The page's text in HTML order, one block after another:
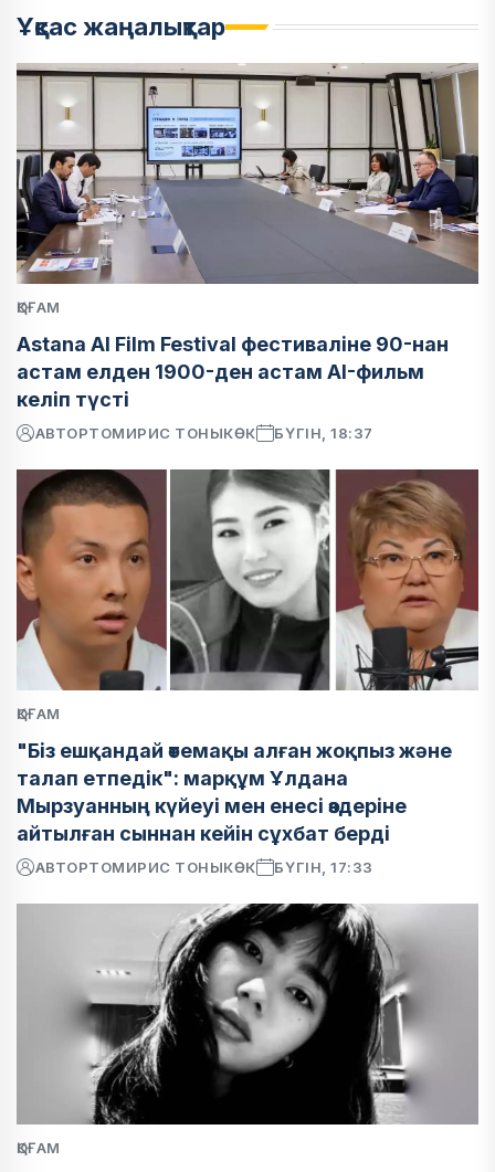
Ұқсас жаңалықтар
ҚОҒАМ
Astana AI Film Festival фестиваліне 90-нан
астам елден 1900-ден астам AI-фильм
келіп түсті
АВТОРТОМИРИС ТОНЫКӨК БҮГІН, 18:37
ҚОҒАМ
"Біз ешқандай өтемақы алған жоқпыз және
талап етпедік": марқұм Ұлдана
Мырзуанның күйеуі мен енесі өздеріне
айтылған сыннан кейін сұхбат берді
АВТОРТОМИРИС ТОНЫКӨК БҮГІН, 17:33
ҚОҒАМ